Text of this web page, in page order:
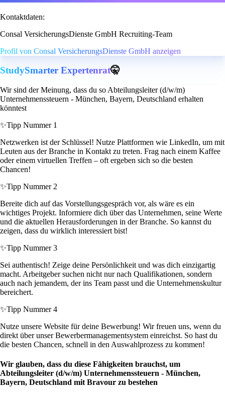
Kontaktdaten:
Consal VersicherungsDienste GmbH Recruiting-Team
Profil von Consal VersicherungsDienste GmbH anzeigen
StudySmarter Expertenrat🤫
Wir sind der Meinung, dass du so Abteilungsleiter (d/w/m)
Unternehmenssteuern - München, Bayern, Deutschland erhalten
könntest
✨Tipp Nummer 1
Netzwerken ist der Schlüssel! Nutze Plattformen wie LinkedIn, um mit
Leuten aus der Branche in Kontakt zu treten. Frag nach einem Kaffee
oder einem virtuellen Treffen – oft ergeben sich so die besten
Chancen!
✨Tipp Nummer 2
Bereite dich auf das Vorstellungsgespräch vor, als wäre es ein
wichtiges Projekt. Informiere dich über das Unternehmen, seine Werte
und die aktuellen Herausforderungen in der Branche. So kannst du
zeigen, dass du wirklich interessiert bist!
✨Tipp Nummer 3
Sei authentisch! Zeige deine Persönlichkeit und was dich einzigartig
macht. Arbeitgeber suchen nicht nur nach Qualifikationen, sondern
auch nach jemandem, der ins Team passt und die Unternehmenskultur
bereichert.
✨Tipp Nummer 4
Nutze unsere Website für deine Bewerbung! Wir freuen uns, wenn du
direkt über unser Bewerbermanagementsystem einreichst. So hast du
die besten Chancen, schnell in den Auswahlprozess zu kommen!
Wir glauben, dass du diese Fähigkeiten brauchst, um
Abteilungsleiter (d/w/m) Unternehmenssteuern - München,
Bayern, Deutschland mit Bravour zu bestehen